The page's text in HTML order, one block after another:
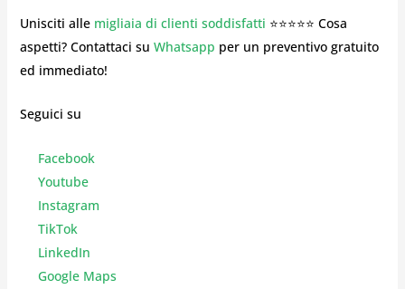
Unisciti alle migliaia di clienti soddisfatti ⭐⭐⭐⭐⭐ Cosa
aspetti? Contattaci su Whatsapp per un preventivo gratuito
ed immediato!
Seguici su
Facebook
Youtube
Instagram
TikTok
LinkedIn
Google Maps